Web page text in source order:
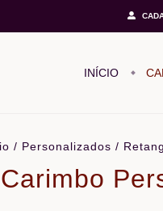
INÍCIO
/ Personalizados /
Carimbo